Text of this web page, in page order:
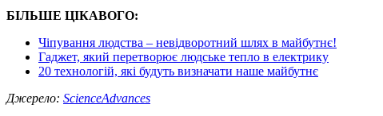
БІЛЬШЕ ЦІКАВОГО:
Чіпування людства – невідворотний шлях в майбутнє!
Гаджет, який перетворює людське тепло в електрику
20 технологій, які будуть визначати наше майбутнє
Джерело: ScienceAdvances